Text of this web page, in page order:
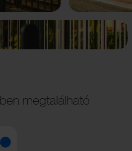
megtalálható